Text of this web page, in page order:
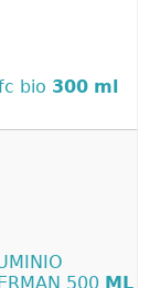
bio 300 ml
500 ML